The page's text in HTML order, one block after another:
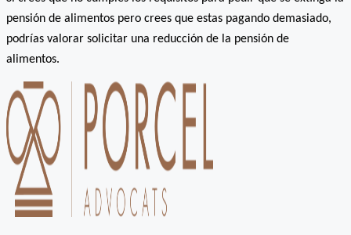
pensión de alimentos pero crees que estas pagando demasiado,
podrías valorar solicitar una reducción de la pensión de
alimentos.